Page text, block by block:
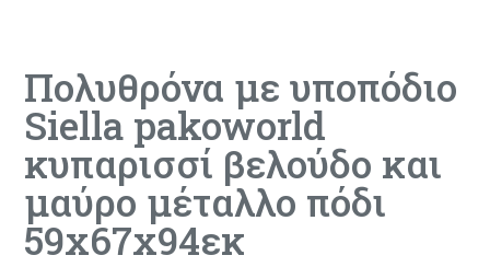
Πολυθρόνα με υποπόδιο
Siella pakoworld
κυπαρισσί βελούδο και
μαύρο μέταλλο πόδι
59x67x94εκ